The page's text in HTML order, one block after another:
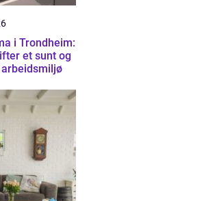
i Trondheim:
et sunt og